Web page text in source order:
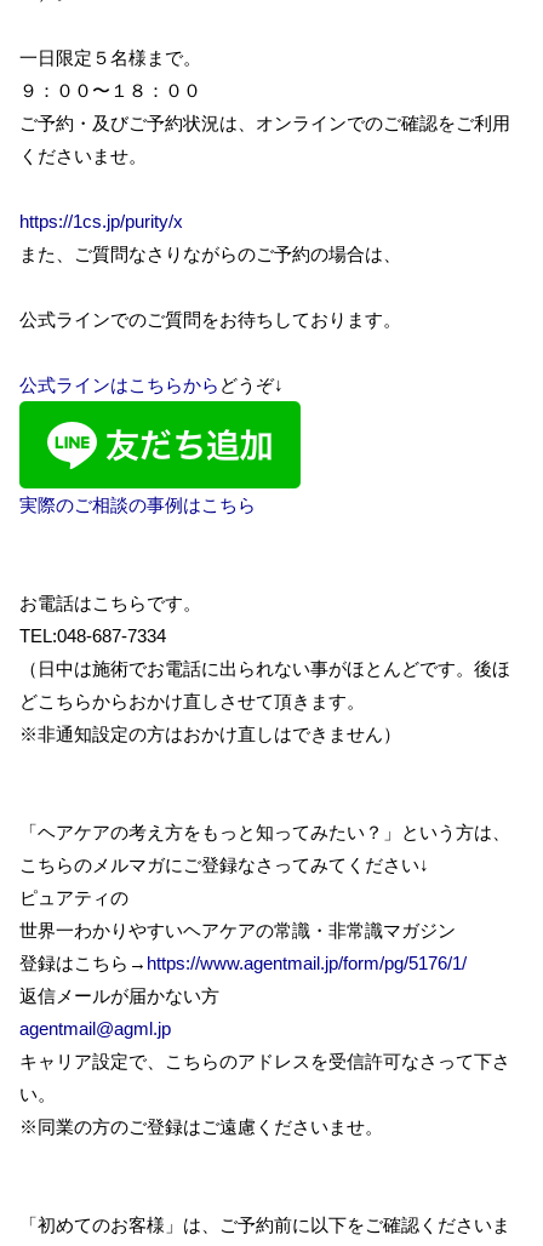
一日限定５名様まで。
９：００〜１８：００
ご予約・及びご予約状況は、オンラインでのご確認をご利用
くださいませ。
https://1cs.jp/purity/x
また、ご質問なさりながらのご予約の場合は、
公式ラインでのご質問をお待ちしております。
公式ラインはこちらから どうぞ↓
実際のご相談の事例はこちら
お電話はこちらです。
TEL:048-687-7334
（日中は施術でお電話に出られない事がほとんどです。後ほ
どこちらからおかけ直しさせて頂きます。
※非通知設定の方はおかけ直しはできません）
「ヘアケアの考え方をもっと知ってみたい？」という方は、
こちらのメルマガにご登録なさってみてください↓
ピュアティの
世界一わかりやすいヘアケアの常識・非常識マガジン
登録はこちら→ https://www.agentmail.jp/form/pg/5176/1/
返信メールが届かない方
agentmail@agml.jp
キャリア設定で、こちらのアドレスを受信許可なさって下さ
い。
※同業の方のご登録はご遠慮くださいませ。
「初めてのお客様」は、ご予約前に以下をご確認くださいま